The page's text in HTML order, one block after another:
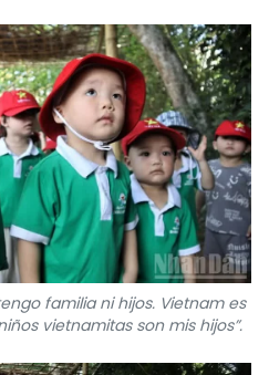
familia ni hijos. Vietnam es
vietnamitas son mis hijos”.